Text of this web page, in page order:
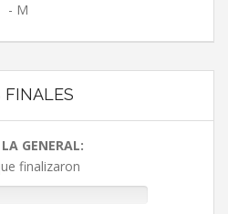
- M
FINALES
GENERAL:
finalizaron